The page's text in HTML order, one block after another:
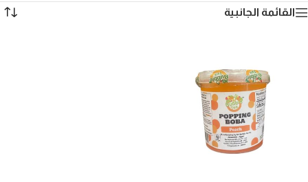
القائمة الجانبية